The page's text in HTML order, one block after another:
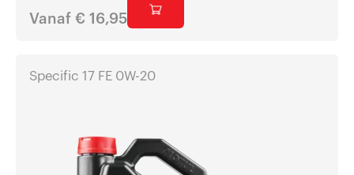
Vanaf € 16,95
Specific 17 FE 0W-20